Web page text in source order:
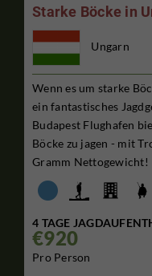
Starke Böcke in
Ungarn
Wenn es um starke
ein fantastisches
Budapest Flughafen
Böcke zu jagen - mit
Gramm Nettogewicht!
4 TAGE
€920
Pro Person